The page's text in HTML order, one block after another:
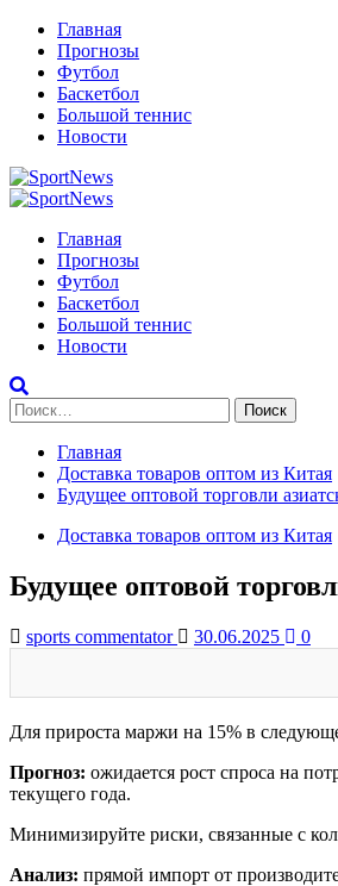
Перейти
содержимому
Главная
Прогнозы
Футбол
Баскетбол
Большой теннис
Новости
Primary
Главная
Прогнозы
Футбол
Баскетбол
Большой теннис
Новости
Найти:
Главная
Доставка товаров оптом из Китая
Будущее оптовой торговли
Доставка товаров оптом из Китая
Будущее оптовой
sports commentator 30.06.2025 0
Для прироста маржи на 15% в
Прогноз: ожидается рост спроса на
текущего года.
Минимизируйте риски, связанные с
Анализ: прямой импорт от